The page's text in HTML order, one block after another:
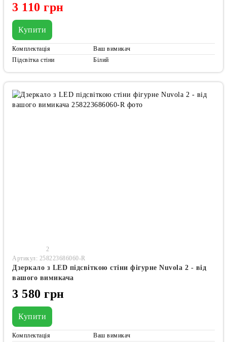
3 110 грн
Купити
Комплектація
Ваш вимикач
Підсвітка стіни
Білий
2
Артикул: 258223686060-R
Дзеркало з LED підсвіткою стіни фігурне Nuvola 2 - від
вашого вимикача
3 580 грн
Купити
Комплектація Ваш вимикач